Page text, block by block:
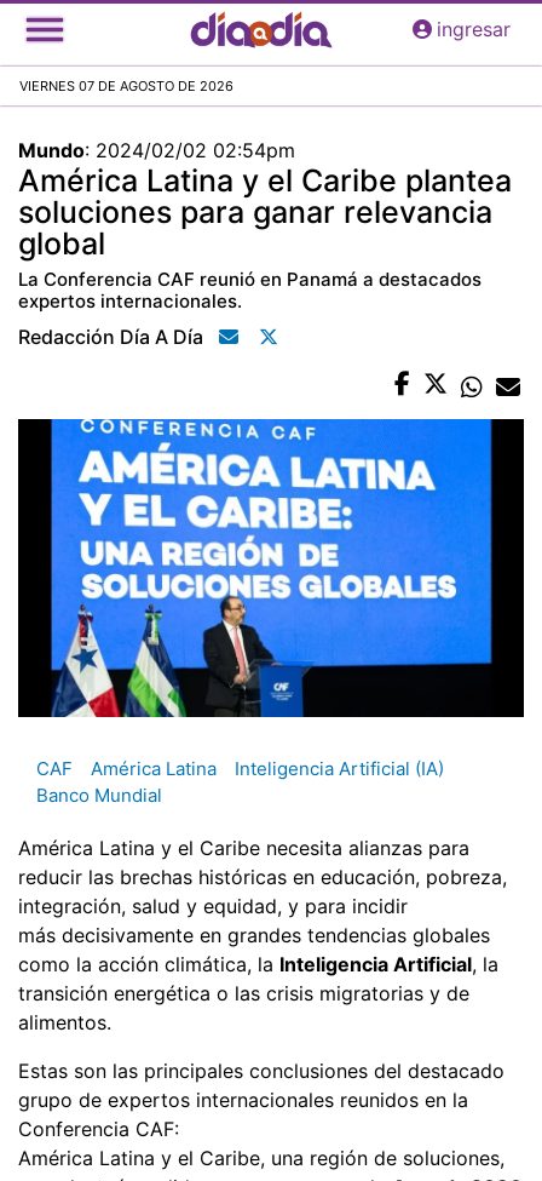
Pasar
al
principal
ingresar
VIERNES 07 DE AGOSTO DE 2026
Mundo: 2024/02/02 02:54pm
América Latina y el Caribe plantea
soluciones para ganar relevancia
global
La Conferencia CAF reunió en Panamá a destacados
expertos internacionales.
Redacción Día A Día
CAF América Latina
Inteligencia Artificial (IA)
Banco Mundial
América Latina y el Caribe necesita alianzas para
reducir las brechas históricas en educación, pobreza,
integración, salud y equidad, y para incidir
más decisivamente en grandes tendencias globales
como la acción climática, la Inteligencia Artificial, la
transición energética o las crisis migratorias y de
alimentos.
Estas son las principales conclusiones del destacado
grupo de expertos internacionales reunidos en la
Conferencia CAF:
América Latina y el Caribe, una región de soluciones,